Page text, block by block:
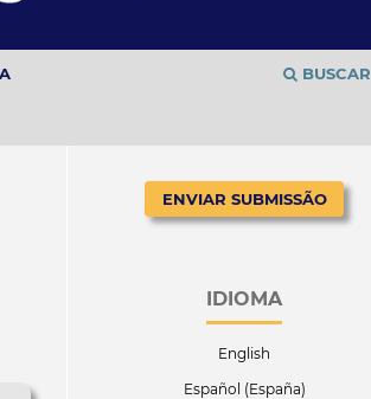
BUSCAR
ENVIAR SUBMISSÃO
IDIOMA
English
Español (España)